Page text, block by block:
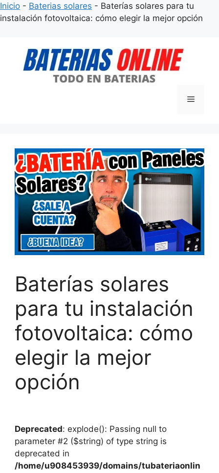
Inicio - Baterias solares - Baterías solares para tu
instalación fotovoltaica: cómo elegir la mejor opción
contenido
Menú
Baterías solares
para tu instalación
fotovoltaica: cómo
elegir la mejor
opción
Deprecated: explode(): Passing null to
parameter #2 ($string) of type string is
deprecated in
/home/u908453939/domains/tubateriaonlin